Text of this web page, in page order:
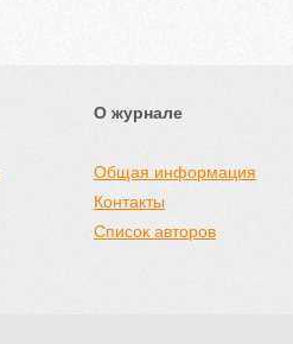
О журнале
Общая информация
Контакты
Список авторов